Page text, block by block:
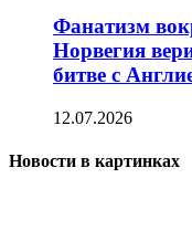
Фанатизм
Норвегия
битве с
12.07.2026
Новости в картинках